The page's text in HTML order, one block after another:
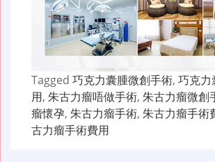
Tagged 巧克力囊腫微創手術, 巧克力
用, 朱古力瘤唔做手術, 朱古力瘤微創
瘤懷孕, 朱古力瘤手術, 朱古力瘤手術
古力瘤手術費用